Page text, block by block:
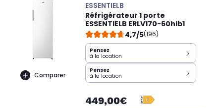
Comparer
ESSENTIELB
Réfrigérateur 1 porte
ESSENTIELB ERLV170-60hib1
4,7/5(196)
Pensez
à la location
Pensez
à la location
449,00€